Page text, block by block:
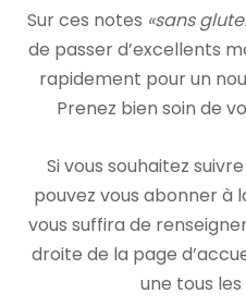
Sur ces notes «sans
de passer d’excellents
rapidement pour un
Prenez bien soin de
Si vous souhaitez
pouvez vous abonner à
vous suffira de
droite de la page
une tous les